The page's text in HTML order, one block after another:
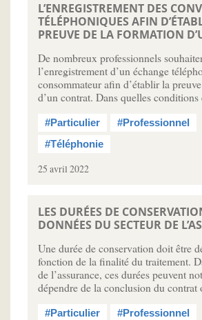
L’ENREGISTREMENT DES
TÉLÉPHONIQUES AFIN
PREUVE DE LA FORMATION
De nombreux professionnels
l’enregistrement d’un échange
consommateur afin d’établir la
d’un contrat. Dans quelles
#Particulier
#Professionnel
#Téléphonie
25 avril 2022
LES DURÉES DE
DONNÉES DU SECTEUR DE
Une durée de conservation doit être
fonction de la finalité du traitement.
de l’assurance, ces durées peuvent
dépendre de la conclusion du
#Particulier
#Professionnel